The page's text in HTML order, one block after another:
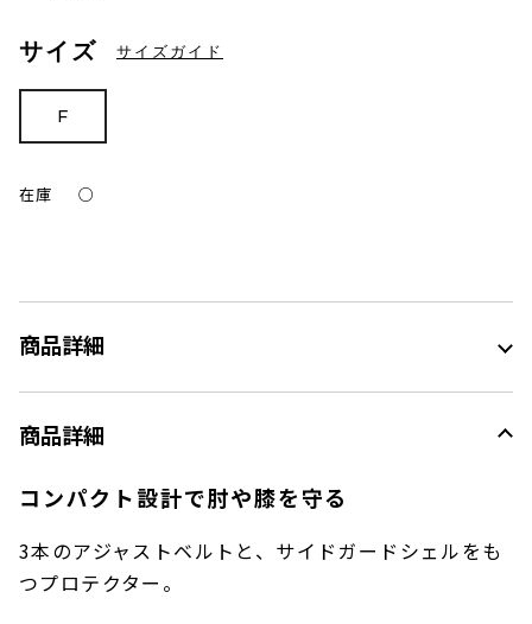
サイズ サイズガイド
F
在庫 ○
商品詳細
商品詳細
コンパクト設計で肘や膝を守る
3本のアジャストベルトと、サイドガードシェルをも
つプロテクター。